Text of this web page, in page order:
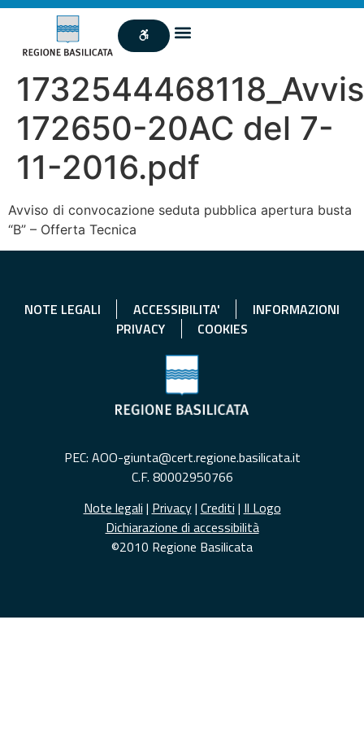
172650-20AC del 7-
11-2016.pdf
Avviso di convocazione seduta pubblica apertura busta
“B” – Offerta Tecnica
NOTE LEGALI ACCESSIBILITA'
INFORMAZIONI
PRIVACY
COOKIES
PEC: AOO-giunta@cert.regione.basilicata.it
C.F. 80002950766
Note legali | Privacy| Crediti | Il Logo
Dichiarazione di accessibilità
©2010 Regione Basilicata